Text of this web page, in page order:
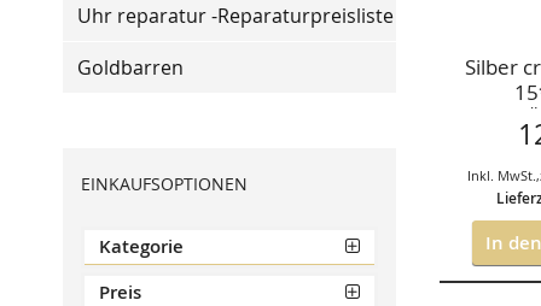
Silber
Inkl. MwSt.,
In
Uhr reparatur -Reparaturpreisliste
Goldbarren
EINKAUFSOPTIONEN
Kategorie
Preis